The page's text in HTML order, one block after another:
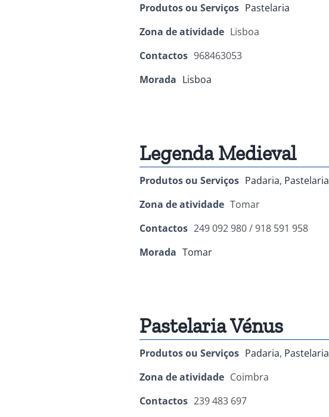
Produtos ou Serviços Pastelaria
Zona de atividade Lisboa
Contactos 968463053
Morada Lisboa
Legenda Medieval
Produtos ou Serviços Padaria, Pastelaria
Zona de atividade Tomar
Contactos 249 092 980 / 918 591 958
Morada Tomar
Pastelaria Vénus
Produtos ou Serviços Padaria, Pastelaria
Zona de atividade Coimbra
Contactos 239 483 697